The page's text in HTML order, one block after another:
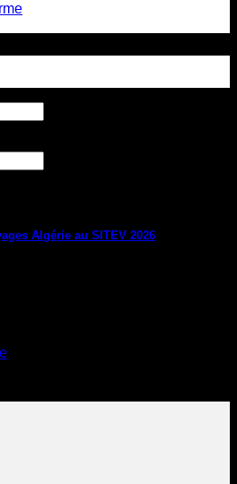
Algérie au SITEV 2026